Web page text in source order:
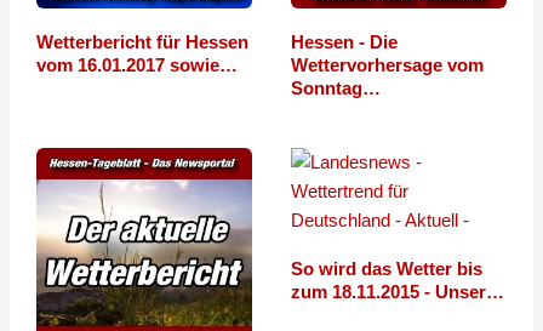
Wetterbericht für Hessen
vom 16.01.2017 sowie…
Hessen - Die
Wettervorhersage vom
Sonntag…
So wird das Wetter bis
zum 18.11.2015 - Unser…